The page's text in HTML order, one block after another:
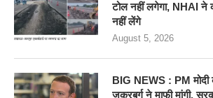
टोल नहीं लगेगा, NHAI ने
नहीं लेंगे
August 5, 2026
BIG NEWS : PM मोदी
जुकरबर्ग ने माफी मांगी,